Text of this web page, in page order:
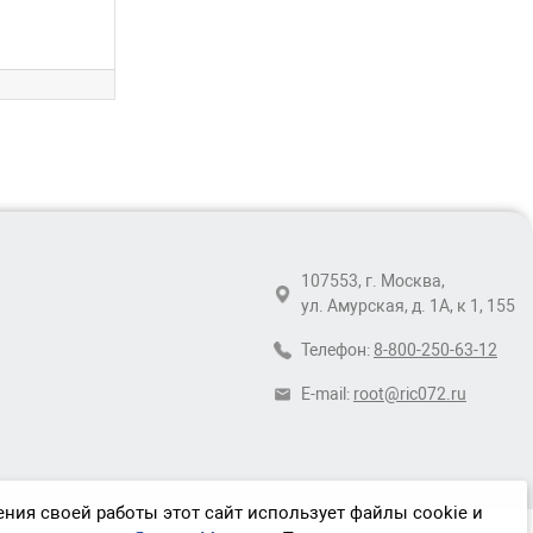
107553, г. Москва,
ул. Амурская, д. 1А, к 1, 155
Телефон: 8-800-250-63-12
E-mail: root@ric072.ru
своей работы этот сайт использует файлы cookie и